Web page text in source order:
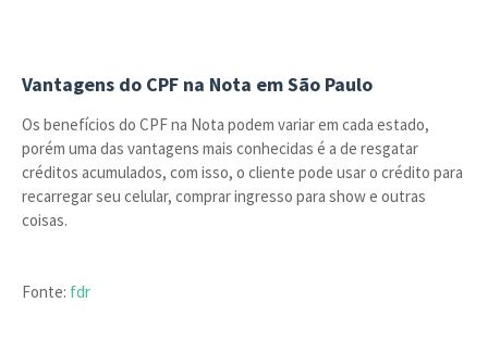
Vantagens do CPF na Nota em São Paulo
Os benefícios do CPF na Nota podem variar em cada estado,
porém uma das vantagens mais conhecidas é a de resgatar
créditos acumulados, com isso, o cliente pode usar o crédito para
recarregar seu celular, comprar ingresso para show e outras
coisas.
Fonte: fdr